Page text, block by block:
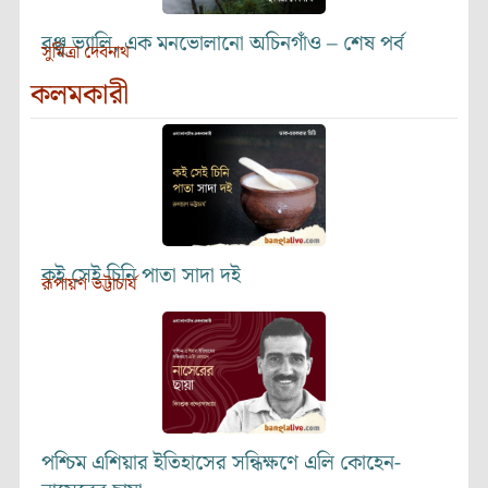
রঞ্জু ভ্যালি, এক মনভোলানো অচিনগাঁও – শেষ পর্ব
সুমিত্রা দেবনাথ
কলমকারী
কই সেই চিনি পাতা সাদা দই
রূপায়ণ ভট্টাচার্য
পশ্চিম এশিয়ার ইতিহাসের সন্ধিক্ষণে এলি কোহেন-